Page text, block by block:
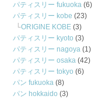
パティスリー fukuoka (6)
パティスリー kobe (23)
ORIGINE KOBE (3)
パティスリー kyoto (3)
パティスリー nagoya (1)
パティスリー osaka (42)
パティスリー tokyo (6)
パン fukuoka (8)
パン hokkaido (3)